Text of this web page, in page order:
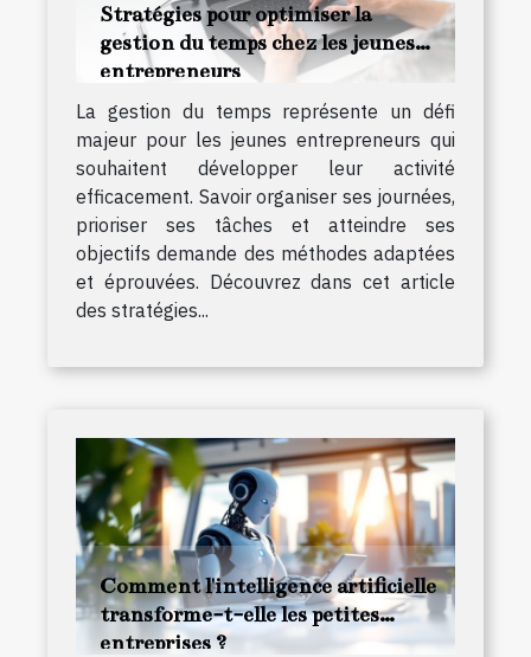
Stratégies pour optimiser la
gestion du temps chez les jeunes
entrepreneurs
La gestion du temps représente un défi
majeur pour les jeunes entrepreneurs qui
souhaitent développer leur activité
efficacement. Savoir organiser ses journées,
prioriser ses tâches et atteindre ses
objectifs demande des méthodes adaptées
et éprouvées. Découvrez dans cet article
des stratégies...
Comment l'intelligence artificielle
transforme-t-elle les petites
entreprises ?